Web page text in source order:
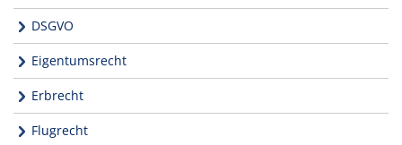
DSGVO
Eigentumsrecht
Erbrecht
Flugrecht